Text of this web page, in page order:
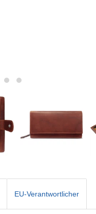
EU-Verantwortlicher